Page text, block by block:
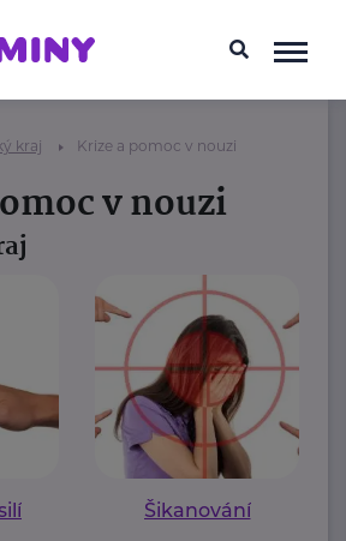
kraj Krize a pomoc v nouzi
v nouzi
Šikanování